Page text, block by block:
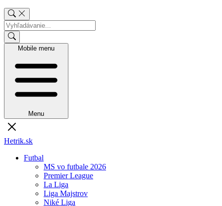
Mobile menu
Menu
Hetrik.sk
Futbal
MS vo futbale 2026
Premier League
La Liga
Liga Majstrov
Niké Liga